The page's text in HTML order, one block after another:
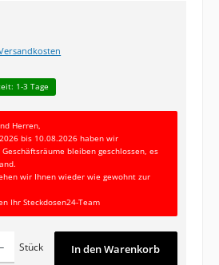
1-3 Tage
Herren,
bis 10.08.2026 haben wir
bleiben geschlossen, es
wir Ihnen wieder wie gewohnt zur
Ihr Steckdosen24-Team
gewünschten Wert ein oder benutze die
Stück In den Warenkorb